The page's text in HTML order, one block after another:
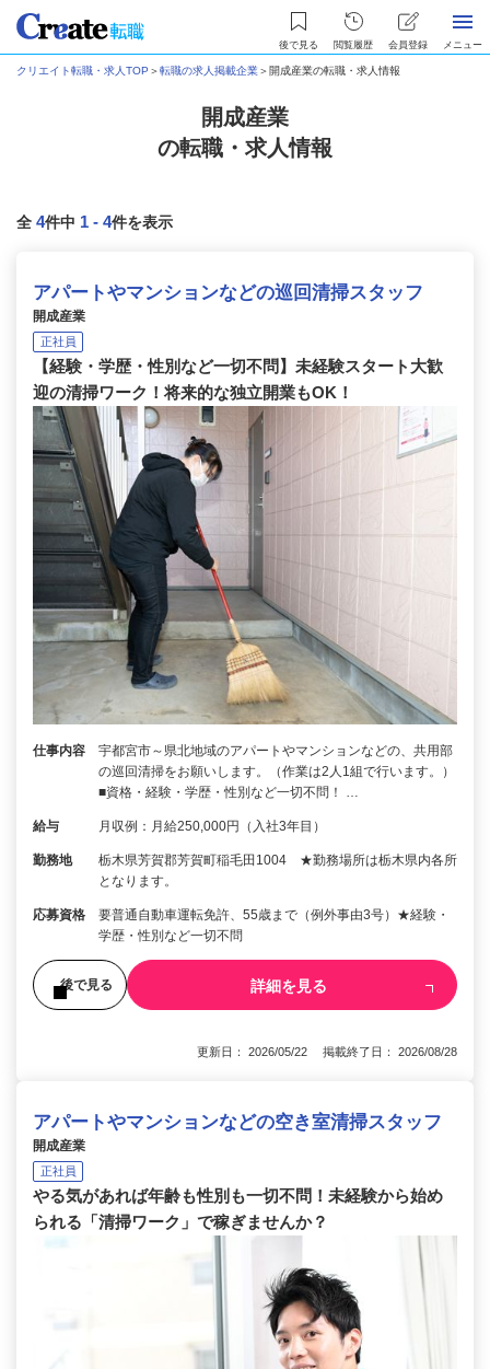
後で見る 閲覧履歴 会員登録 メニュー
クリエイト転職・求人TOP ＞転職の求人掲載企業＞ 開成産業の転職・求人情報
開成産業
の転職・求人情報
全 4件中 1 - 4件を表示
アパートやマンションなどの巡回清掃スタッフ
開成産業
正社員
【経験・学歴・性別など一切不問】未経験スタート大歓
迎の清掃ワーク！将来的な独立開業もOK！
仕事内容
宇都宮市～県北地域のアパートやマンションなどの、共用部
の巡回清掃をお願いします。（作業は2人1組で行います。）
■資格・経験・学歴・性別など一切不問！ …
給与 月収例：月給250,000円（入社3年目）
勤務地
栃木県芳賀郡芳賀町稲毛田1004 ★勤務場所は栃木県内各所
となります。
応募資格
要普通自動車運転免許、55歳まで（例外事由3号）★経験・
学歴・性別など一切不問
後で見る 詳細を見る
更新日： 2026/05/22 掲載終了日： 2026/08/28
アパートやマンションなどの空き室清掃スタッフ
開成産業
正社員
やる気があれば年齢も性別も一切不問！未経験から始め
られる「清掃ワーク」で稼ぎませんか？